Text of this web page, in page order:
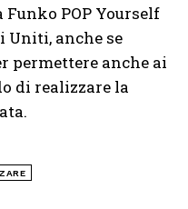
POP Yourself
Uniti, anche se
permettere anche ai
di realizzare la